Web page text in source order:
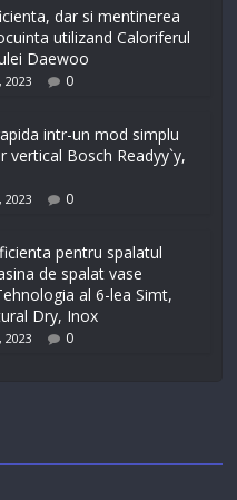
dar si mentinerea
utilizand Caloriferul
Daewoo
2023 0
intr-un mod simplu
vertical Bosch Readyy`y,
2023 0
pentru spalatul
de spalat vase
al 6-lea Simt,
Dry, Inox
2023 0